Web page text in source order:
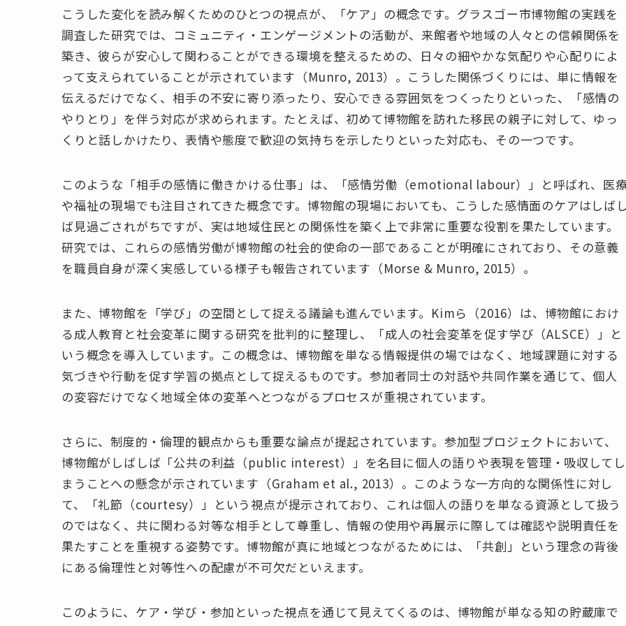
こうした変化を読み解くためのひとつの視点が、「ケア」の概念です。グラスゴー市博物館の実践を
調査した研究では、コミュニティ・エンゲージメントの活動が、来館者や地域の人々との信頼関係を
築き、彼らが安心して関わることができる環境を整えるための、日々の細やかな気配りや心配りによ
って支えられていることが示されています（Munro, 2013）。こうした関係づくりには、単に情報を
伝えるだけでなく、相手の不安に寄り添ったり、安心できる雰囲気をつくったりといった、「感情の
やりとり」を伴う対応が求められます。たとえば、初めて博物館を訪れた移民の親子に対して、ゆっ
くりと話しかけたり、表情や態度で歓迎の気持ちを示したりといった対応も、その一つです。
このような「相手の感情に働きかける仕事」は、「感情労働（emotional labour）」と呼ばれ、医
や福祉の現場でも注目されてきた概念です。博物館の現場においても、こうした感情面のケアはしば
ば見過ごされがちですが、実は地域住民との関係性を築く上で非常に重要な役割を果たしています。
研究では、これらの感情労働が博物館の社会的使命の一部であることが明確にされており、その意義
を職員自身が深く実感している様子も報告されています（Morse & Munro, 2015）。
また、博物館を「学び」の空間として捉える議論も進んでいます。Kimら（2016）は、博物館におけ
る成人教育と社会変革に関する研究を批判的に整理し、「成人の社会変革を促す学び（ALSCE）」と
いう概念を導入しています。この概念は、博物館を単なる情報提供の場ではなく、地域課題に対する
気づきや行動を促す学習の拠点として捉えるものです。参加者同士の対話や共同作業を通じて、個人
の変容だけでなく地域全体の変革へとつながるプロセスが重視されています。
さらに、制度的・倫理的観点からも重要な論点が提起されています。参加型プロジェクトにおいて、
博物館がしばしば「公共の利益（public interest）」を名目に個人の語りや表現を管理・吸収してし
まうことへの懸念が示されています（Graham et al., 2013）。このような一方向的な関係性に対し
て、「礼節（courtesy）」という視点が提示されており、これは個人の語りを単なる資源として扱う
のではなく、共に関わる対等な相手として尊重し、情報の使用や再展示に際しては確認や説明責任を
果たすことを重視する姿勢です。博物館が真に地域とつながるためには、「共創」という理念の背後
にある倫理性と対等性への配慮が不可欠だといえます。
このように、ケア・学び・参加といった視点を通じて見えてくるのは、博物館が単なる知の貯蔵庫で